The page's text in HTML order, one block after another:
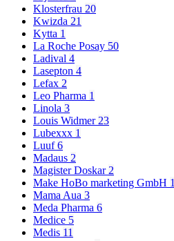
Klosterfrau 20
Kwizda 21
Kytta 1
La Roche Posay 50
Ladival 4
Lasepton 4
Lefax 2
Leo Pharma 1
Linola 3
Louis Widmer 23
Lubexxx 1
Luuf6
Madaus 2
Magister Doskar 2
Make HoBo marketing GmbH 1
Mama Aua 3
Meda Pharma 6
Medice 5
Medis 11